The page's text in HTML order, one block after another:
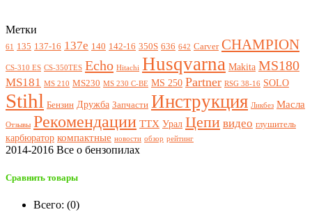
Метки
61 135 137-16 137e 140 142-16 350S 636 642 Carver CHAMPION
CS-310 ES CS-350TES Echo Hitachi Husqvarna Makita MS180
MS181 MS 210 MS230 MS 230 C-BE MS 250 Partner RSG 38-16 SOLO
Stihl Бензин Дружба Запчасти Инструкция Ликбез Масла
Отзывы Рекомендации ТТХ Урал Цепи видео глушитель
карбюратор компактные новости обзор рейтинг
2014-2016 Все о бензопилах
Сравнить товары
Всего: (0)